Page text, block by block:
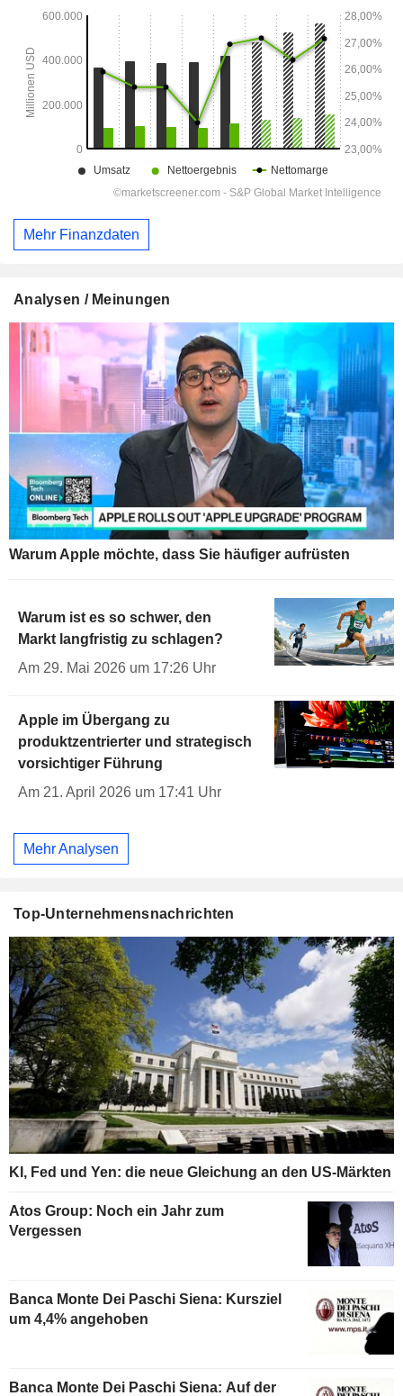
Mehr Finanzdaten
Analysen / Meinungen
Warum Apple möchte, dass Sie häufiger aufrüsten
Warum ist es so schwer, den
Markt langfristig zu schlagen?
Am 29. Mai 2026 um 17:26 Uhr
Apple im Übergang zu
produktzentrierter und strategisch
vorsichtiger Führung
Am 21. April 2026 um 17:41 Uhr
Mehr Analysen
Top-Unternehmensnachrichten
KI, Fed und Yen: die neue Gleichung an den US-Märkten
Atos Group: Noch ein Jahr zum
Vergessen
Banca Monte Dei Paschi Siena: Kursziel
um 4,4% angehoben
Banca Monte Dei Paschi Siena: Auf der